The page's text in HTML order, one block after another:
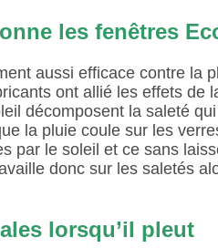
les fenêtres
aussi efficace contre la
ont allié les effets de
décomposent la saleté
la pluie coule sur les
par le soleil et ce sans
donc sur les saletés
lorsqu’il pleut